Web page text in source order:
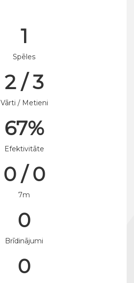
1
Spēles
2 / 3
Vārti / Metieni
67%
Efektivitāte
0 / 0
7m
0
Brīdinājumi
0